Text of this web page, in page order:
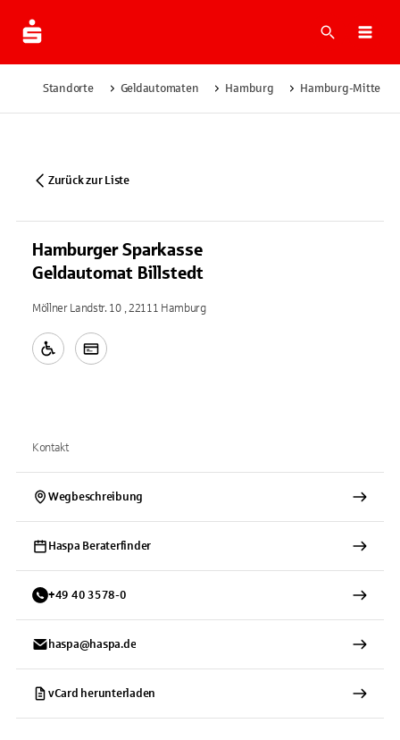
Suche
Standorte Geldautomaten Hamburg Hamburg-Mitte
Zurück zur Liste
Hamburger Sparkasse
Geldautomat Billstedt
Möllner Landstr. 10 , 22111 Hamburg
Kontakt
Wegbeschreibung
Haspa Beraterfinder
+49 40 3578-0
haspa@haspa.de
vCard herunterladen